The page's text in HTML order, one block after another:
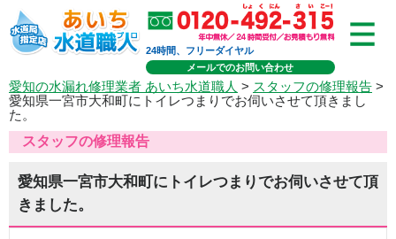
24時間、フリーダイヤル
メールでのお問い合わせ
愛知の水漏れ修理業者 あいち水道職人 > スタッフの修理報告 >
愛知県一宮市大和町にトイレつまりでお伺いさせて頂きまし
た。
スタッフの修理報告
愛知県一宮市大和町にトイレつまりでお伺いさせて頂
きました。